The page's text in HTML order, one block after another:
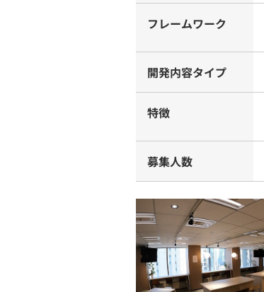
フレームワーク
開発内容タイプ
特徴
募集人数